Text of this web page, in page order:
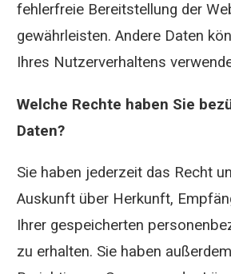
fehlerfreie Bereitstellung der
gewährleisten. Andere Daten
Ihres Nutzerverhaltens
Welche Rechte haben Sie
Daten?
Sie haben jederzeit das Recht
Auskunft über Herkunft,
Ihrer gespeicherten
zu erhalten. Sie haben